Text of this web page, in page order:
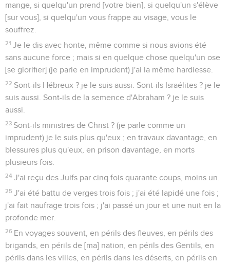
mange, si quelqu'un prend [votre bien], si quelqu'un s'élève
[sur vous], si quelqu'un vous frappe au visage, vous le
souffrez.
21 Je le dis avec honte, même comme si nous avions été
sans aucune force ; mais si en quelque chose quelqu'un ose
[se glorifier] (je parle en imprudent) j'ai la même hardiesse.
22 Sont-ils Hébreux ? je le suis aussi. Sont-ils Israélites ? je le
suis aussi. Sont-ils de la semence d'Abraham ? je le suis
aussi.
23 Sont-ils ministres de Christ ? (je parle comme un
imprudent) je le suis plus qu'eux ; en travaux davantage, en
blessures plus qu'eux, en prison davantage, en morts
plusieurs fois.
24 J'ai reçu des Juifs par cinq fois quarante coups, moins un.
25 J'ai été battu de verges trois fois ; j'ai été lapidé une fois ;
j'ai fait naufrage trois fois ; j'ai passé un jour et une nuit en la
profonde mer.
26 En voyages souvent, en périls des fleuves, en périls des
brigands, en périls de [ma] nation, en périls des Gentils, en
périls dans les villes, en périls dans les déserts, en périls en